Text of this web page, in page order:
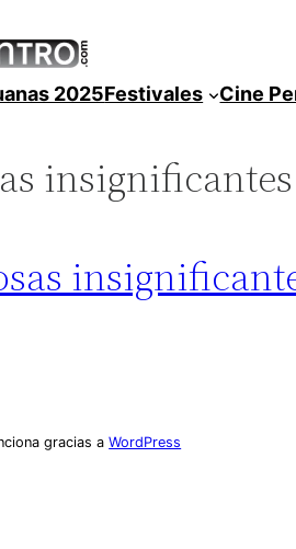
2025Festivales Cine
insignificantes
gracias aWordPress